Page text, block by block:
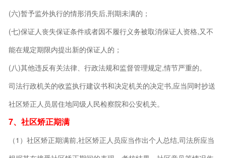
(六)暂予监外执行的情形消失后,刑期未满的；
(七)保证人丧失保证条件或者因不履行义务被取消保证人资格,又不
能在规定期限内提出新的保证人的；
(八)其他违反有关法律、行政法规和监督管理规定,情节严重的。
司法行政机关的收监执行建议书和决定机关的决定书,应当同时抄送
社区矫正人员居住地同级人民检察院和公安机关。
7、社区矫正期满
（1）社区矫正期满前,社区矫正人员应当作出个人总结,司法所应当